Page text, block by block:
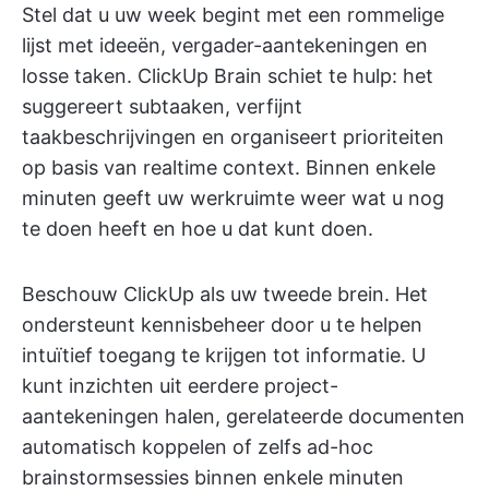
Stel dat u uw week begint met een rommelige
lijst met ideeën, vergader-aantekeningen en
losse taken. ClickUp Brain schiet te hulp: het
suggereert subtaaken, verfijnt
taakbeschrijvingen en organiseert prioriteiten
op basis van realtime context. Binnen enkele
minuten geeft uw werkruimte weer wat u nog
te doen heeft en hoe u dat kunt doen.
Beschouw ClickUp als uw tweede brein. Het
ondersteunt kennisbeheer door u te helpen
intuïtief toegang te krijgen tot informatie. U
kunt inzichten uit eerdere project-
aantekeningen halen, gerelateerde documenten
automatisch koppelen of zelfs ad-hoc
brainstormsessies binnen enkele minuten